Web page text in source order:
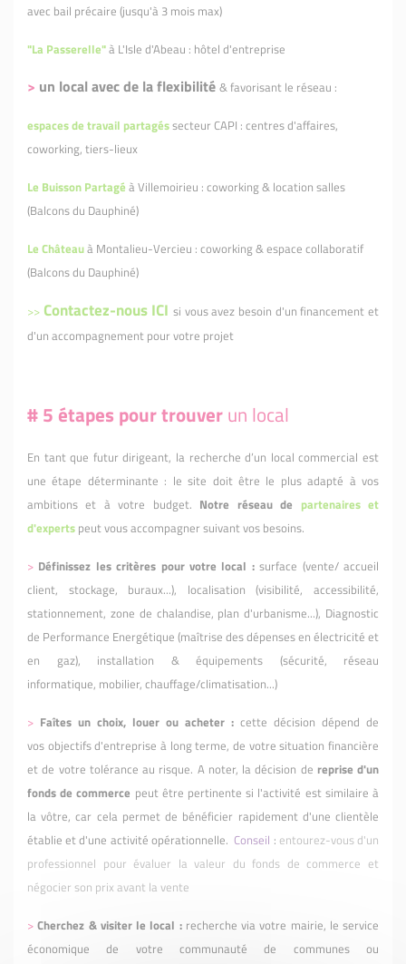
avec bail précaire (jusqu'à 3 mois max)
"La Passerelle"à L'Isle d'Abeau : hôtel d'entreprise
> un local avec de la flexibilité & favorisant le réseau :
espaces de travail partagéssecteur CAPI : centres d'affaires,
coworking, tiers-lieux
Le Buisson Partagé à Villemoirieu : coworking & location salles
(Balcons du Dauphiné)
Le Châteauà Montalieu-Vercieu : coworking & espace collaboratif
(Balcons du Dauphiné)
>> Contactez-nous ICI si vous avez besoin d'un financement et
d'un accompagnement pour votre projet
#5 étapes pour trouverun local
En tant que futur dirigeant, la recherche d’un local commercial est
une étape déterminante : le site doit être le plus adapté à vos
ambitions et à votre budget. Notre réseau de partenaires et
d'experts peut vous accompagner suivant vos besoins.
> Définissez les critères pour votre local :surface (vente/ accueil
client, stockage, buraux...), localisation (visibilité, accessibilité,
stationnement, zone de chalandise, plan d'urbanisme...), Diagnostic
de Performance Energétique (maîtrise des dépenses en électricité et
en gaz), installation & équipements (sécurité, réseau
informatique, mobilier, chauffage/climatisation...)
> Faîtes un choix, louer ou acheter : cette décision dépend de
vos objectifs d'entreprise à long terme, de votre situation financière
et de votre tolérance au risque. A noter, la décision de reprise d'un
fonds de commerce peut être pertinente si l'activité est similaire à
la vôtre, car cela permet de bénéficier rapidement d'une clientèle
établie et d'une activité opérationnelle. Conseil : entourez-vous d'un
professionnel pour évaluer la valeur du fonds de commerce et
négocier son prix avant la vente
>Cherchez & visiter le local :recherche via votre mairie, le service
économique de votre communauté de communes ou